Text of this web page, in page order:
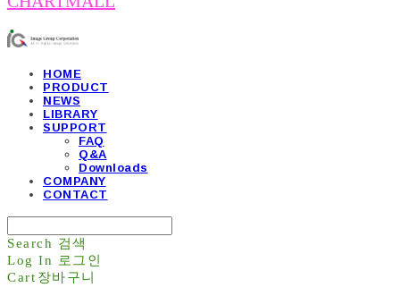
HOME
PRODUCT
NEWS
LIBRARY
SUPPORT
FAQ
Q&A
Downloads
COMPANY
CONTACT
Search 검색
Log In
로그인
Cart 장바구니